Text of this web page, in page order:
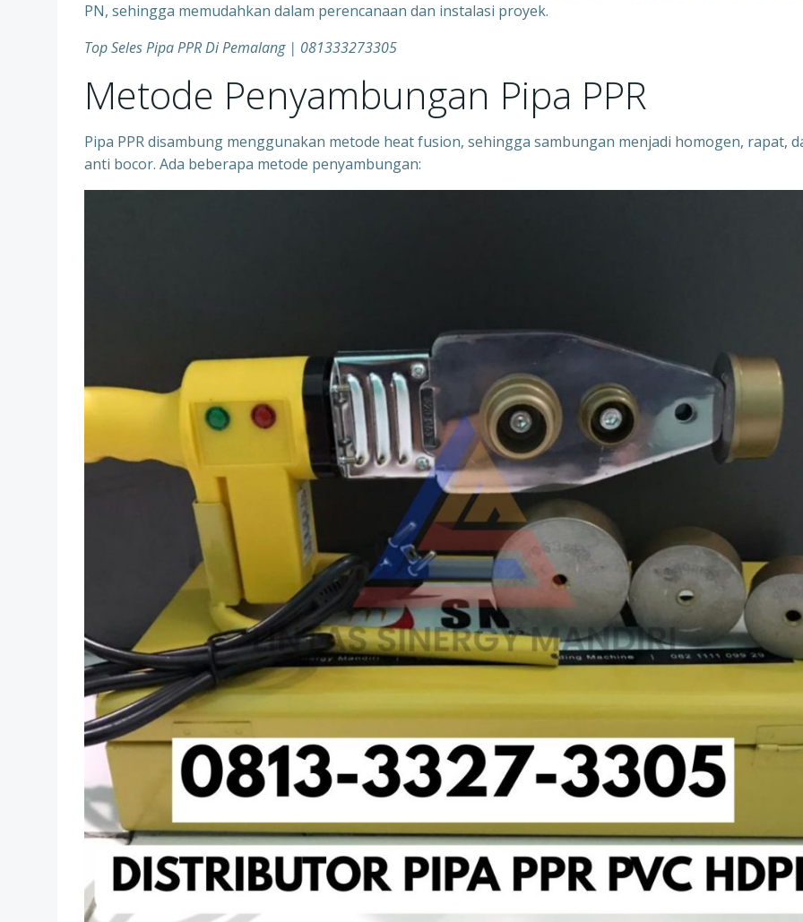
PN, sehingga memudahkan dalam perencanaan dan instalasi proyek.
Top Seles Pipa PPR Di Pemalang | 081333273305
Metode Penyambungan Pipa PPR
Pipa PPR disambung menggunakan metode heat fusion, sehingga sambungan menjadi homogen, rapat,
anti bocor. Ada beberapa metode penyambungan: